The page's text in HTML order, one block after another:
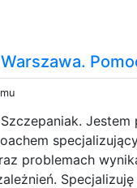
Jestem
problemach